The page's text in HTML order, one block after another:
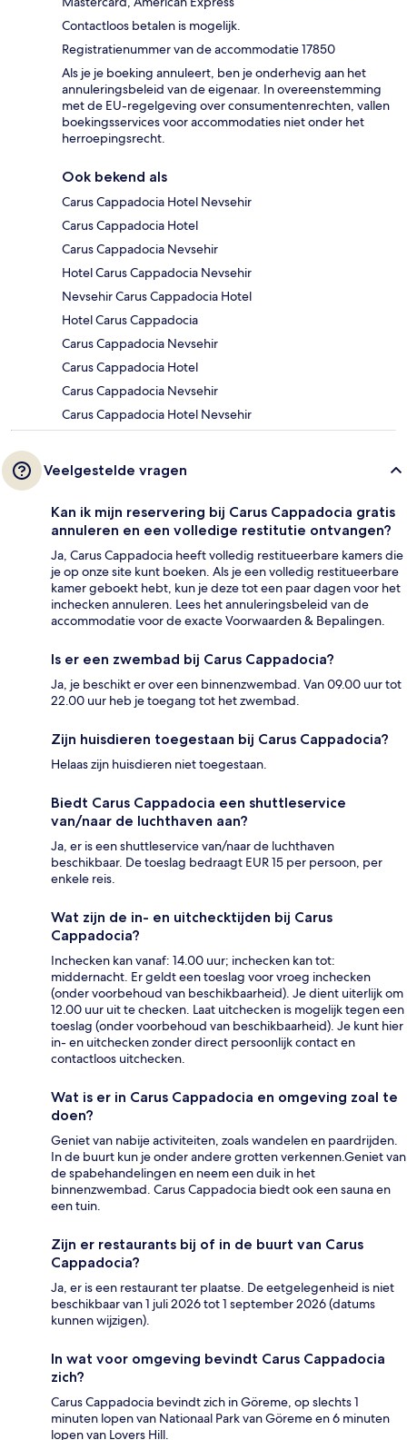
Contactloos betalen is mogelijk.
Registratienummer van de accommodatie 17850
Als je je boeking annuleert, ben je onderhevig aan het
annuleringsbeleid van de eigenaar. In overeenstemming
met de EU-regelgeving over consumentenrechten, vallen
boekingsservices voor accommodaties niet onder het
herroepingsrecht.
Ook bekend als
Carus Cappadocia Hotel Nevsehir
Carus Cappadocia Hotel
Carus Cappadocia Nevsehir
Hotel Carus Cappadocia Nevsehir
Nevsehir Carus Cappadocia Hotel
Hotel Carus Cappadocia
Carus Cappadocia Nevsehir
Carus Cappadocia Hotel
Carus Cappadocia Nevsehir
Carus Cappadocia Hotel Nevsehir
Veelgestelde vragen
Kan ik mijn reservering bij Carus Cappadocia gratis
annuleren en een volledige restitutie ontvangen?
Ja, Carus Cappadocia heeft volledig restitueerbare kamers die
je op onze site kunt boeken. Als je een volledig restitueerbare
kamer geboekt hebt, kun je deze tot een paar dagen voor het
inchecken annuleren. Lees het annuleringsbeleid van de
accommodatie voor de exacte Voorwaarden & Bepalingen.
Is er een zwembad bij Carus Cappadocia?
Ja, je beschikt er over een binnenzwembad. Van 09.00 uur tot
22.00 uur heb je toegang tot het zwembad.
Zijn huisdieren toegestaan bij Carus Cappadocia?
Helaas zijn huisdieren niet toegestaan.
Biedt Carus Cappadocia een shuttleservice
van/naar de luchthaven aan?
Ja, er is een shuttleservice van/naar de luchthaven
beschikbaar. De toeslag bedraagt EUR 15 per persoon, per
enkele reis.
Wat zijn de in- en uitchecktijden bij Carus
Cappadocia?
Inchecken kan vanaf: 14.00 uur; inchecken kan tot:
middernacht. Er geldt een toeslag voor vroeg inchecken
(onder voorbehoud van beschikbaarheid). Je dient uiterlijk om
12.00 uur uit te checken. Laat uitchecken is mogelijk tegen een
toeslag (onder voorbehoud van beschikbaarheid). Je kunt hier
in- en uitchecken zonder direct persoonlijk contact en
contactloos uitchecken.
Wat is er in Carus Cappadocia en omgeving zoal te
doen?
Geniet van nabije activiteiten, zoals wandelen en paardrijden.
In de buurt kun je onder andere grotten verkennen.Geniet van
de spabehandelingen en neem een duik in het
binnenzwembad. Carus Cappadocia biedt ook een sauna en
een tuin.
Zijn er restaurants bij of in de buurt van Carus
Cappadocia?
Ja, er is een restaurant ter plaatse. De eetgelegenheid is niet
beschikbaar van 1 juli 2026 tot 1 september 2026 (datums
kunnen wijzigen).
In wat voor omgeving bevindt Carus Cappadocia
zich?
Carus Cappadocia bevindt zich in Göreme, op slechts 1
minuten lopen van Nationaal Park van Göreme en 6 minuten
lopen van Lovers Hill.